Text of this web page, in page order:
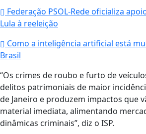
Federação PSOL-Rede oficializa
Lula à reeleição
Como a inteligência artificial está
Brasil
“Os crimes de roubo e furto de
delitos patrimoniais de maior
de Janeiro e produzem impactos que
material imediata, alimentando
dinâmicas criminais”, diz o ISP.